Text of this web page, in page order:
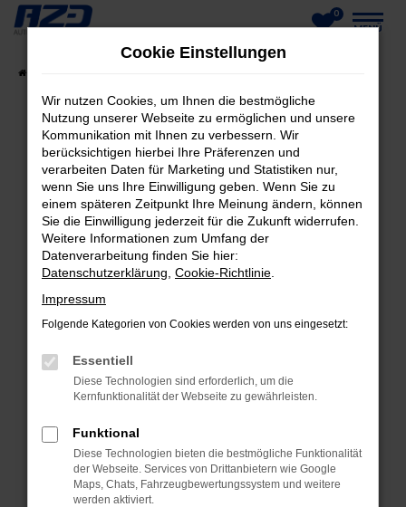
Zum
springen
0
MENÜ
FEHLER: NETWORK ERROR
Beim Laden ist ein Fehler aufgetreten.
Hier sind ein paar Tipps, die dir helfen können:
Überprüfe deine Firewall und deine
Internetverbindung.
Laden andere Webseiten, zum Beispiel deine
Suchmaschine?
Manche Erweiterungen, wie Werbeblocker,
können das Laden bestimmter Seiten
verhindern. Funktioniert die Seite in einem
anderen Browser oder in einem privaten
Fenster?
Starte dein Gerät neu.
Das kann manchmal helfen, vorübergehende
Cookie Einstellungen
Wir nutzen Cookies, um Ihnen die bestmögliche
Nutzung unserer Webseite zu ermöglichen und unsere
Kommunikation mit Ihnen zu verbessern. Wir
berücksichtigen hierbei Ihre Präferenzen und
verarbeiten Daten für Marketing und Statistiken nur,
wenn Sie uns Ihre Einwilligung geben. Wenn Sie zu
einem späteren Zeitpunkt Ihre Meinung ändern, können
Sie die Einwilligung jederzeit für die Zukunft widerrufen.
Weitere Informationen zum Umfang der
Datenverarbeitung finden Sie hier:
Datenschutzerklärung Cookie-Richtlinie
Impressum
Folgende Kategorien von Cookies werden von uns eingesetzt:
Essentiell
Diese Technologien sind erforderlich, um die
Kernfunktionalität der Webseite zu gewährleisten.
Funktional
Diese Technologien bieten die bestmögliche Funktionalität
der Webseite. Services von Drittanbietern wie Google
Maps, Chats, Fahrzeugbewertungssystem und weitere
werden aktiviert.